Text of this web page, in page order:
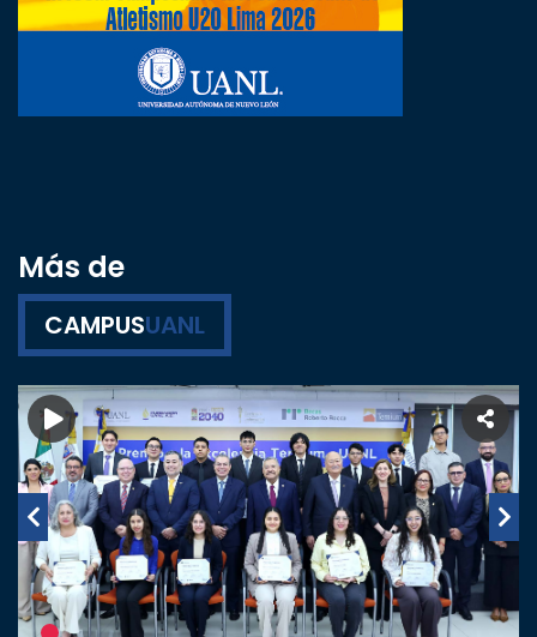
Más de
CAMPUSUANL